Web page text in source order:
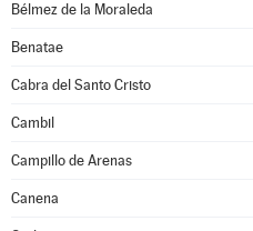
Bélmez de la Moraleda
Benatae
Cabra del Santo Cristo
Cambil
Campillo de Arenas
Canena